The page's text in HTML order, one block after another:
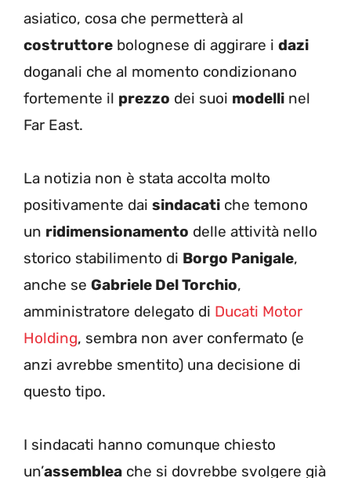
asiatico, cosa che permetterà al
costruttore bolognese di aggirare i dazi
doganali che al momento condizionano
fortemente il prezzo dei suoi modelli nel
Far East.
La notizia non è stata accolta molto
positivamente dai sindacati che temono
un ridimensionamento delle attività nello
storico stabilimento di Borgo Panigale,
anche se Gabriele Del Torchio,
amministratore delegato di Ducati Motor
Holding, sembra non aver confermato (e
anzi avrebbe smentito) una decisione di
questo tipo.
I sindacati hanno comunque chiesto
un’assemblea che si dovrebbe svolgere già